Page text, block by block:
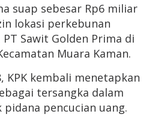
suap sebesar Rp6 miliar
lokasi perkebunan
Sawit Golden Prima di
Muara Kaman.
KPK kembali menetapkan
tersangka dalam
pencucian uang.